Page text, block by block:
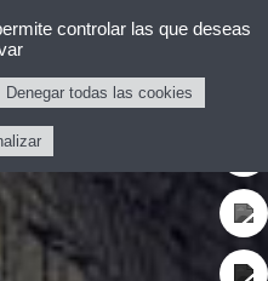
controlar las que deseas
Denegar todas las cookies